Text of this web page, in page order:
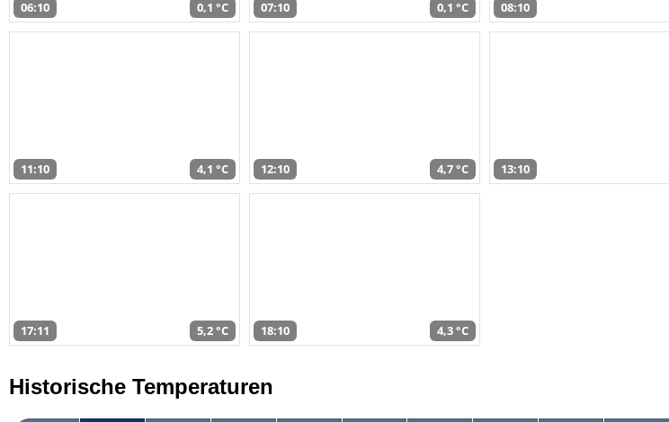
06:10 0,1 °C 07:10 0,1 °C 08:10
11:10 4,1 °C 12:10 4,7 °C 13:10
17:11 5,2 °C 18:10 4,3 °C
Historische Temperaturen